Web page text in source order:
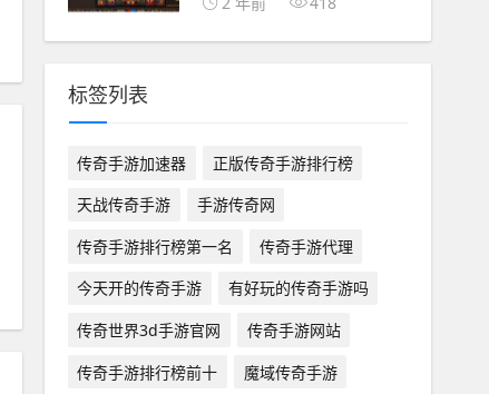
标签列表
传奇手游加速器
正版传奇手游排行榜
天战传奇手游
手游传奇网
传奇手游排行榜第一名
传奇手游代理
今天开的传奇手游
有好玩的传奇手游吗
传奇世界3d手游官网
传奇手游网站
传奇手游排行榜前十
魔域传奇手游